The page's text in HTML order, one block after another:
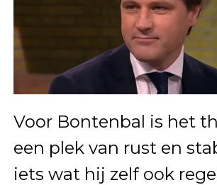
Voor Bontenbal is het
een plek van rust en
iets wat hij zelf ook